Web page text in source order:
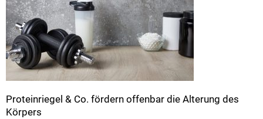
Proteinriegel & Co. fördern offenbar die Alterung des
Körpers